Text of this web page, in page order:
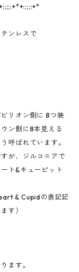
ンレスで
リオン側に 8つ映
ン側に8本見える
呼ばれています。
が、ジルコニアで
ト&キューピット
& Cupidの表記記
す）
ます。